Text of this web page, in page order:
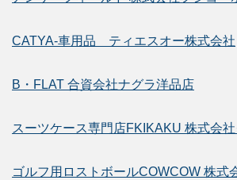
CATYA-車用品 ティエスオー株式会社
B・FLAT 合資会社ナグラ洋品店
スーツケース専門店FKIKAKU 株式会
ゴルフ用ロストボールCOWCOW 株式